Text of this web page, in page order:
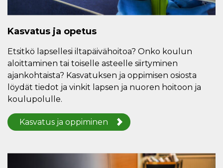
Kasvatus ja opetus
Etsitkö lapsellesi iltapäivähoitoa? Onko koulun
aloittaminen tai toiselle asteelle siirtyminen
ajankohtaista? Kasvatuksen ja oppimisen osiosta
löydät tiedot ja vinkit lapsen ja nuoren hoitoon ja
koulupolulle.
Kasvatus ja oppiminen